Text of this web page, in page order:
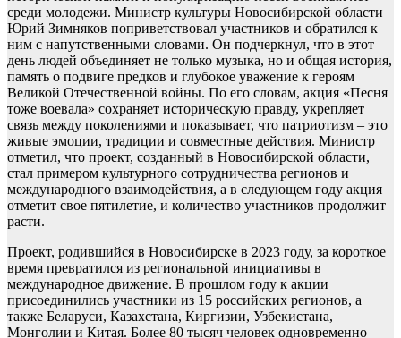
среди молодежи. Министр культуры Новосибирской области
Юрий Зимняков поприветствовал участников и обратился к
ним с напутственными словами. Он подчеркнул, что в этот
день людей объединяет не только музыка, но и общая история,
память о подвиге предков и глубокое уважение к героям
Великой Отечественной войны. По его словам, акция «Песня
тоже воевала» сохраняет историческую правду, укрепляет
связь между поколениями и показывает, что патриотизм – это
живые эмоции, традиции и совместные действия. Министр
отметил, что проект, созданный в Новосибирской области,
стал примером культурного сотрудничества регионов и
международного взаимодействия, а в следующем году акция
отметит свое пятилетие, и количество участников продолжит
расти.
Проект, родившийся в Новосибирске в 2023 году, за короткое
время превратился из региональной инициативы в
международное движение. В прошлом году к акции
присоединились участники из 15 российских регионов, а
также Беларуси, Казахстана, Киргизии, Узбекистана,
Монголии и Китая. Более 80 тысяч человек одновременно